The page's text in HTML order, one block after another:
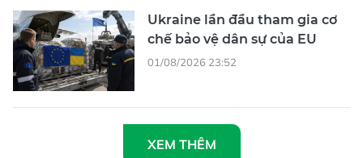
Ukraine lần đầu tham gia cơ
chế bảo vệ dân sự của EU
01/08/2026 23:52
XEM THÊM